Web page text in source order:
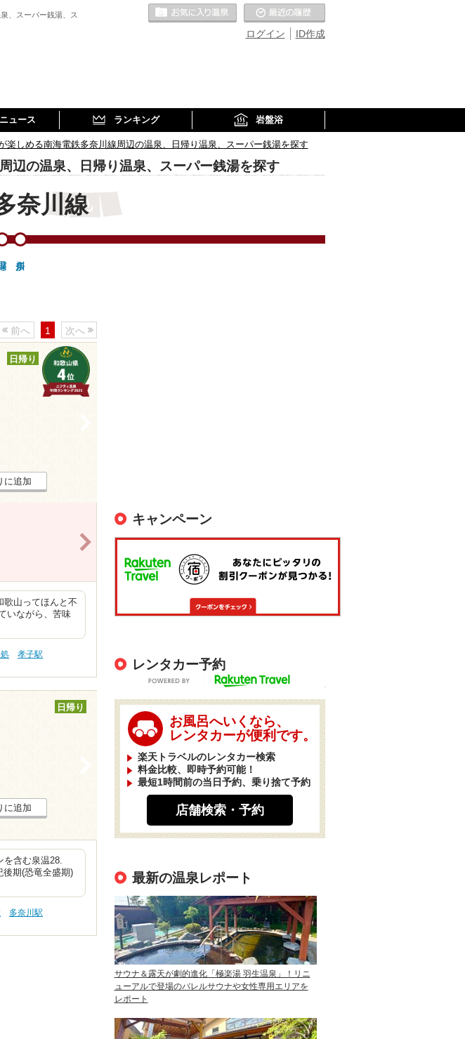
、スーパー銭湯、ス
ID作成
ログイン
お気に入りの温泉
ュース ランキング 岩盤浴
楽しめる南海電鉄多奈川線周辺の温泉、日帰り温泉、スーパー銭湯を探す
辺の温泉、日帰り温泉、スーパー銭湯を探す
奈川線
前へ 1 次へ
日帰り
に追加
歌山ってほんと不
いながら、苦味
孝子駅
日帰り
に追加
を含む泉温28.
期(恐竜全盛期)
多奈川駅
キャンペーン
レンタカー予約
お風呂へいくなら、
レンタカーが便利です。
楽天トラベルのレンタカー検索
料金比較、即時予約可能！
最短1時間前の当日予約、乗り捨て予約
店舗検索・予約
最新の温泉レポート
サウナ＆露天が劇的進化「極楽湯 羽生温泉」！リニ
ューアルで登場のバレルサウナや女性専用エリアを
レポート